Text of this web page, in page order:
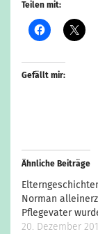
Teilen mit:
Gefällt mir:
Ähnliche Beiträge
Norman
Pflegevater
20. Dezember